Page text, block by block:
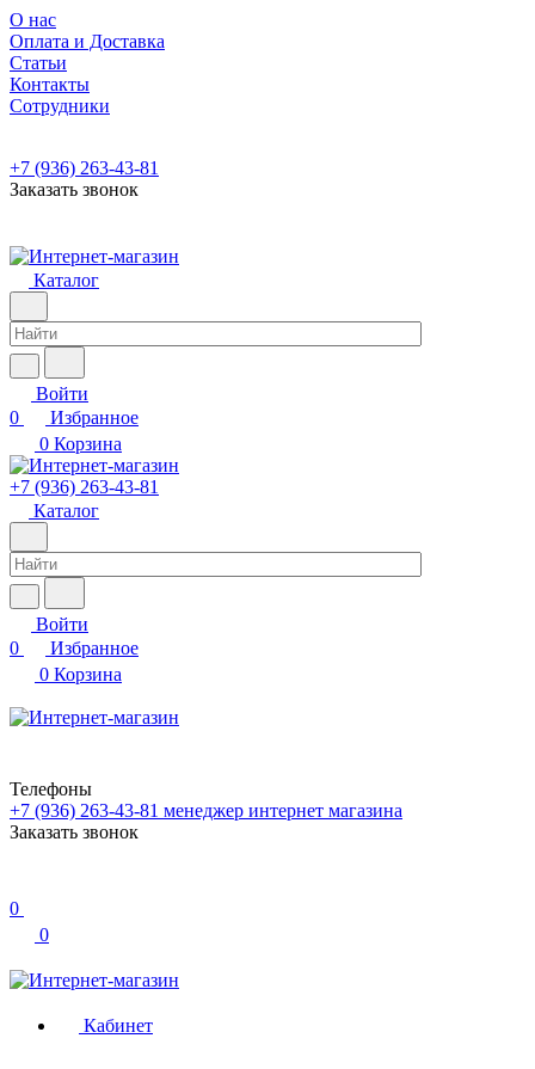
О нас
Оплата и Доставка
Статьи
Контакты
Сотрудники
+7 (936) 263-43-81
Заказать звонок
Каталог
Войти
0
Избранное
0 Корзина
+7 (936) 263-43-81
Каталог
Войти
0
Избранное
0 Корзина
Телефоны
+7 (936) 263-43-81 менеджер интернет магазина
Заказать звонок
0
0
Кабинет